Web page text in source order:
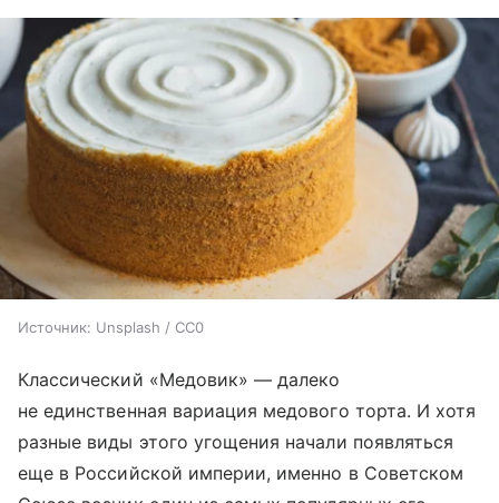
Источник: Unsplash / CC0
Классический «Медовик» — далеко
не единственная вариация медового торта. И хотя
разные виды этого угощения начали появляться
еще в Российской империи, именно в Советском